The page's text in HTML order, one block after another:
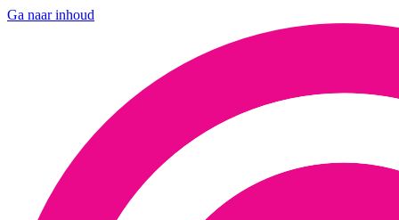
Ga naar inhoud